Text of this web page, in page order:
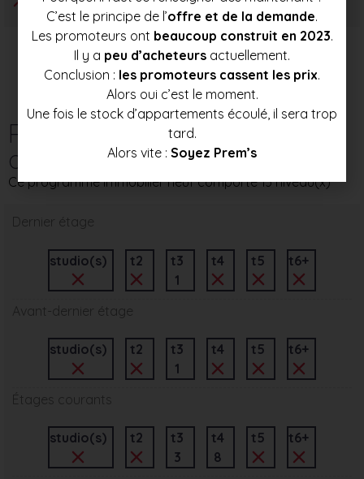
Répartition des
appartements par étage
Ce programme immobilier neuf comporte 13 niveau(x)
Dernier étage
studio(s) t2
t3
1
t4 t5 t6+
Avant-dernier étage
studio(s) t2
t3
1
t4 t5 t6+
Étages courants
studio(s) t2
t3
3
t4
8
t5 t6+
C’est le principe de l’offre et de la demande.
Les promoteurs ont beaucoup construit en 2023.
Il y a peu d’acheteurs actuellement.
Conclusion : les promoteurs cassent les prix.
Alors oui c’est le moment.
Une fois le stock d’appartements écoulé, il sera trop
tard.
Alors vite : Soyez Prem’s